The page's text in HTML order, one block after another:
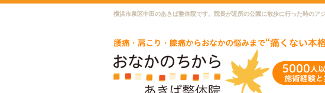
横浜市泉区中田のあきば整体院です。院長が近所の公園に散歩に行った時のア